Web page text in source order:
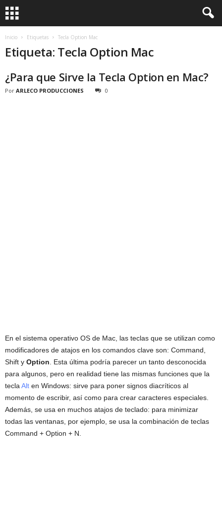
Inicio Etiquetas Tecla Option Mac
Etiqueta: Tecla Option Mac
¿Para que Sirve la Tecla Option en Mac?
Por ARLECO PRODUCCIONES 0
En el sistema operativo OS de Mac, las teclas que se utilizan como
modificadores de atajos en los comandos clave son: Command,
Shift y Option . Esta última podría parecer un tanto desconocida
para algunos, pero en realidad tiene las mismas funciones que la
tecla Alt en Windows: sirve para poner signos diacríticos al
momento de escribir, así como para crear caracteres especiales.
Además, se usa en muchos atajos de teclado: para minimizar
todas las ventanas, por ejemplo, se usa la combinación de teclas
Command + Option + N.